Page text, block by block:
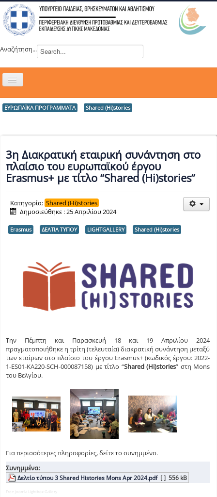
Αναζήτηση...
Εναλλαγή
H ΔΙΕΥΘΥΝΣΗ
ΣΥΜΒΟΥΛΙΑ
ΕΥΡΩΠΑΪΚΑ ΠΡΟΓΡΑΜΜΑΤΑ
ΜΑΘΗΤΕΙΑ
ΔΡΑΣΕΙΣ
ΕΠΙΚΟΙΝΩΝΙΑ
ΕΞ ΑΠΟΣΤΑΣΕΩΣ ΕΚΠΑΙΔΕΥΣΗ
ΕΥΡΩΠΑΪΚΑ ΠΡΟΓΡΑΜΜΑΤΑ Shared (Hi)stories
3η Διακρατική εταιρική συνάντηση στο
πλαίσιο του ευρωπαϊκού έργου
Erasmus+ με τίτλο “Shared (Hi)stories”
Κατηγορία: Shared (Hi)stories
Δημοσιεύθηκε : 25 Απριλίου 2024
Erasmus ΔΕΛΤΙΑ ΤΥΠΟΥ LIGHTGALLERY Shared (Hi)stories
Την Πέμπτη και Παρασκευή 18 και 19 Απριλίου 2024
πραγματοποιήθηκε η τρίτη (τελευταία) διακρατική συνάντηση μεταξύ
των εταίρων στο πλαίσιο του έργου Erasmus+ (κωδικός έργου: 2022-
1-ES01-KA220-SCH-000087158) με τίτλο “Shared (Hi)stories” στη Mons
του Βελγίου.
Για περισσότερες πληροφορίες, δείτε το συνημμένο.
Συνημμένα:
Δελτίο τύπου 3 Shared Histories Mons Apr 2024.pdf [ ] 556 kB
Free Joomla Lightbox Gallery